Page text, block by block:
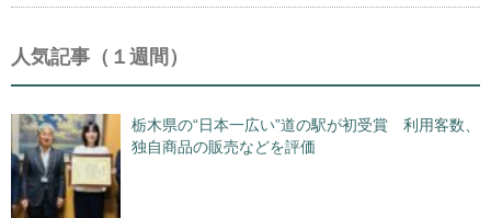
人気記事（１週間）
栃木県の“日本一広い”道の駅が初受賞 利用客数、
独自商品の販売などを評価